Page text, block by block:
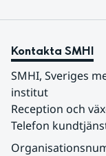
Kontakta SMHI
SMHI, Sveriges
institut
Reception och
Telefon